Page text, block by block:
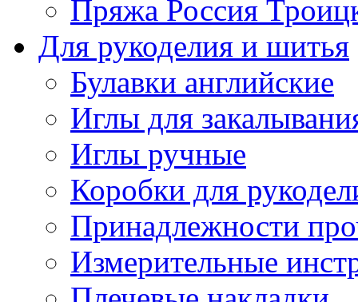
Пряжа Россия
Для рукоделия и шитья
Булавки английские
Иглы для
Иглы ручные
Коробки для
Принадлежности
Измерительные